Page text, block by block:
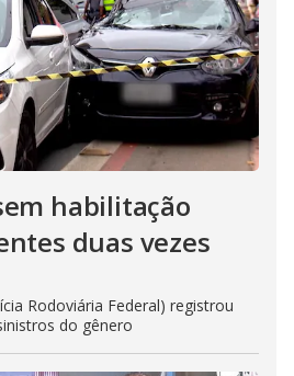
habilitação
duas vezes
Rodoviária Federal) registrou
do gênero